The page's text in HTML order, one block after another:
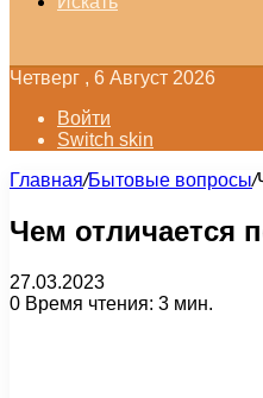
Четверг , 6 Август 2026
Войти
Switch skin
Главная/Бытовые вопросы/
Чем отличается
27.03.2023
0 Время чтения: 3 мин.